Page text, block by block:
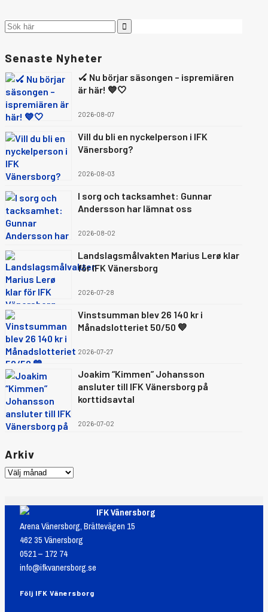
Senaste Nyheter
🏑 Nu börjar säsongen – ispremiären
är här! 💙🤍
2026-08-07
Vill du bli en nyckelperson i IFK
Vänersborg?
2026-08-03
I sorg och tacksamhet: Gunnar
Andersson har lämnat oss
2026-08-02
Landslagsmålvakten Marius Lerø klar
för IFK Vänersborg
2026-07-28
Vinstsumman blev 26 140 kr i
Månadslotteriet 50/50 💙
2026-07-27
Joakim “Kimmen” Johansson
ansluter till IFK Vänersborg på
korttidsavtal
2026-07-02
Arkiv
IFK Vänersborg
Arena Vänersborg, Brättevägen 15
462 35 Vänersborg
0521 – 172 74
info@ifkvanersborg.se
Följ IFK Vänersborg